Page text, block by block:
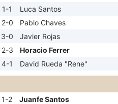
1-1
Luca Santos
2-0
Pablo Chaves
3-0
Javier Rojas
2-3
Horacio Ferrer
4-1 David Rueda "Rene"
1-2
Juanfe Santos